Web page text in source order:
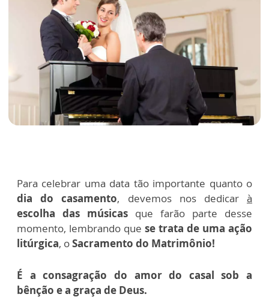
Para celebrar uma data tão importante quanto o
dia do casamento, devemos nos dedicarà
escolha das músicas que farão parte desse
momento, lembrando que se trata de uma ação
litúrgica, oSacramento do Matrimônio!
É a consagração do amor do casal sob a
bênção e a graça de Deus.